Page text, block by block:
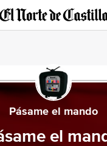
Pásame el mando
el